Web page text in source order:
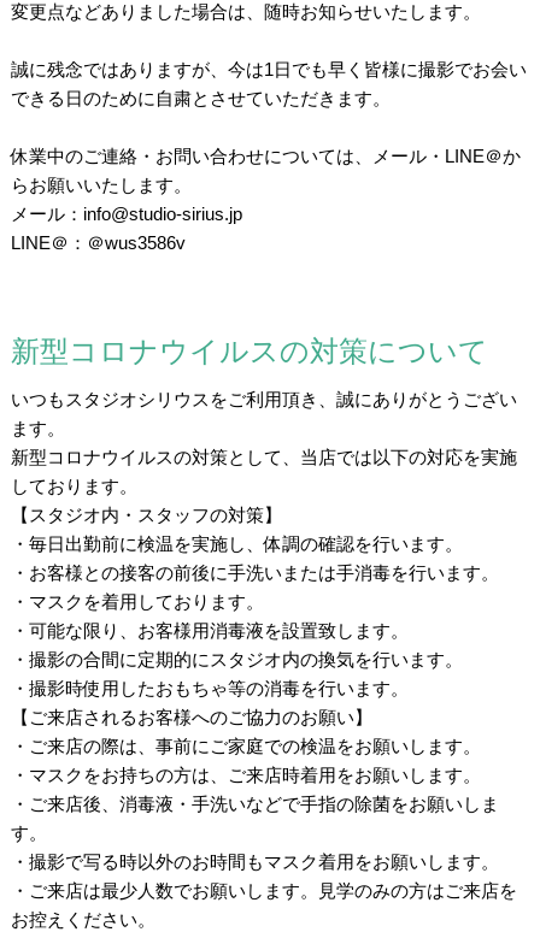
変更点などありました場合は、随時お知らせいたします。
誠に残念ではありますが、今は1日でも早く皆様に撮影でお会い
できる日のために自粛とさせていただきます。
休業中のご連絡・お問い合わせについては、メール・LINE＠か
らお願いいたします。
メール：info@studio-sirius.jp
LINE＠：＠wus3586v
新型コロナウイルスの対策について
いつもスタジオシリウスをご利用頂き、誠にありがとうござい
ます。
新型コロナウイルスの対策として、当店では以下の対応を実施
しております。
【スタジオ内・スタッフの対策】
・毎日出勤前に検温を実施し、体調の確認を行います。
・お客様との接客の前後に手洗いまたは手消毒を行います。
・マスクを着用しております。
・可能な限り、お客様用消毒液を設置致します。
・撮影の合間に定期的にスタジオ内の換気を行います。
・撮影時使用したおもちゃ等の消毒を行います。
【ご来店されるお客様へのご協力のお願い】
・ご来店の際は、事前にご家庭での検温をお願いします。
・マスクをお持ちの方は、ご来店時着用をお願いします。
・ご来店後、消毒液・手洗いなどで手指の除菌をお願いしま
す。
・撮影で写る時以外のお時間もマスク着用をお願いします。
・ご来店は最少人数でお願いします。見学のみの方はご来店を
お控えください。